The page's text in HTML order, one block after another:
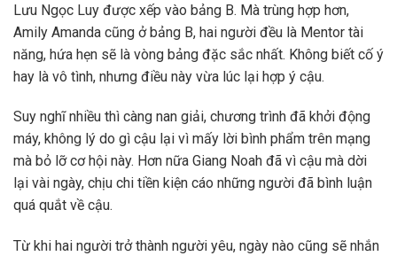
Lưu Ngọc Luy được xếp vào bảng B. Mà trùng hợp hơn,
Amily Amanda cũng ở bảng B, hai người đều là Mentor tài
năng, hứa hẹn sẽ là vòng bảng đặc sắc nhất. Không biết cố ý
hay là vô tình, nhưng điều này vừa lúc lại hợp ý cậu.
Suy nghĩ nhiều thì càng nan giải, chương trình đã khởi động
máy, không lý do gì cậu lại vì mấy lời bình phẩm trên mạng
mà bỏ lỡ cơ hội này. Hơn nữa Giang Noah đã vì cậu mà dời
lại vài ngày, chịu chi tiền kiện cáo những người đã bình luận
quá quắt về cậu.
Từ khi hai người trở thành người yêu, ngày nào cũng sẽ nhắn